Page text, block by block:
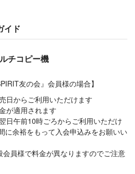
イド
チコピー機
友の会』会員様の場合】
日からご利用いただけます
が適用されます
日午前10時ごろからご利用いただけ
に余裕をもって入会申込みをお願いい
員様で料金が異なりますのでご注意